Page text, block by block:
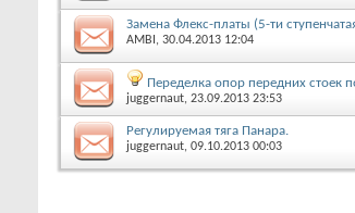
Замена Флекс-платы (5-ти
AMBI , 30.04.2013 12:04
Переделка опор передних стоек
juggernaut, 23.09.2013 23:53
Регулируемая тяга Панара.
juggernaut, 09.10.2013 00:03